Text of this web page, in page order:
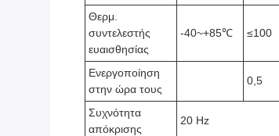
Θερμ.
συντελεστής
ευαισθησίας
-40~+85℃ ≤100
Ενεργοποίηση
στην ώρα τους
0,5
Συχνότητα
απόκρισης
20 Hz